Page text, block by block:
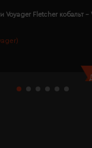
Voyager Fletcher кобальт -